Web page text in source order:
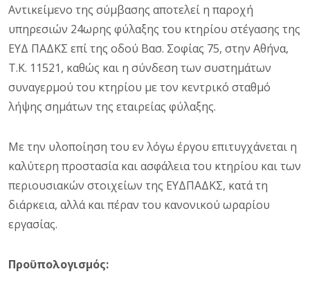
Αντικείμενο της σύμβασης αποτελεί η παροχή
υπηρεσιών 24ωρης φύλαξης του κτηρίου στέγασης της
ΕΥΔ ΠΑΔΚΣ επί της οδού Βασ. Σοφίας 75, στην Αθήνα,
Τ.Κ. 11521, καθώς και η σύνδεση των συστημάτων
συναγερμού του κτηρίου με τον κεντρικό σταθμό
λήψης σημάτων της εταιρείας φύλαξης.
Με την υλοποίηση του εν λόγω έργου επιτυγχάνεται η
καλύτερη προστασία και ασφάλεια του κτηρίου και των
περιουσιακών στοιχείων της ΕΥΔΠΑΔΚΣ, κατά τη
διάρκεια, αλλά και πέραν του κανονικού ωραρίου
εργασίας.
Προϋπολογισμός: